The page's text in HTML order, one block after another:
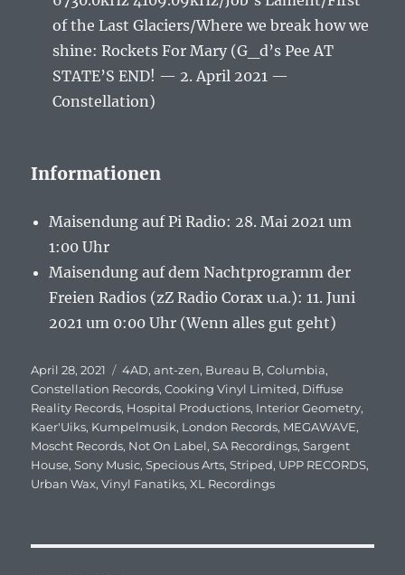
of the Last Glaciers/Where we break how we
shine: Rockets For Mary (G_d’s Pee AT
STATE’S END! — 2. April 2021 —
Constellation)
Informationen
Maisendung auf Pi Radio: 28. Mai 2021 um
1:00 Uhr
Maisendung auf dem Nachtprogramm der
Freien Radios (zZ Radio Corax u.a.): 11. Juni
2021 um 0:00 Uhr (Wenn alles gut geht)
Veröffentlicht
am
April 28, 2021 Schlagwörter
4AD,ant-zen, Bureau B,Columbia,
Constellation Records,Cooking Vinyl Limited, Diffuse
Reality Records, Hospital Productions, Interior Geometry,
Kaer'Uiks, Kumpelmusik, London Records, MEGAWAVE,
Moscht Records, Not On Label,SA Recordings,Sargent
House,Sony Music,Specious Arts,Striped, UPP RECORDS,
Urban Wax,Vinyl Fanatiks,XL Recordings